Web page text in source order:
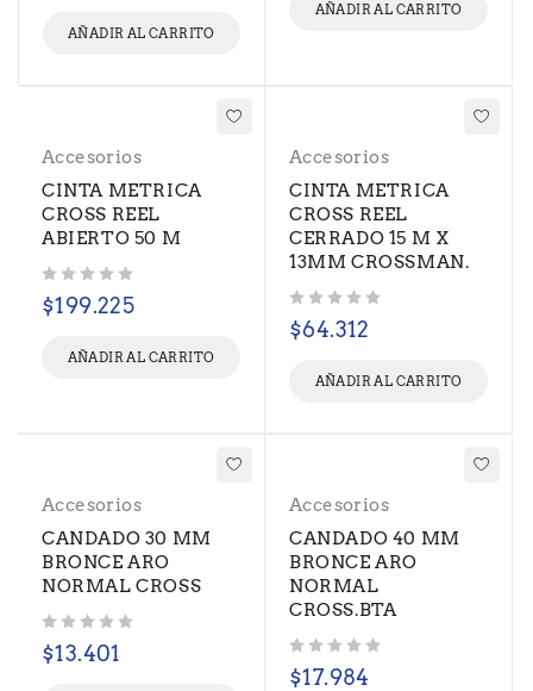
AÑADIR AL CARRITO
AÑADIR AL CARRITO
Accesorios
CINTA METRICA
CROSS REEL
ABIERTO 50 M
$199.225
AÑADIR AL CARRITO
Accesorios
CINTA METRICA
CROSS REEL
CERRADO 15 M X
13MM CROSSMAN.
$64.312
AÑADIR AL CARRITO
Accesorios
CANDADO 30 MM
BRONCE ARO
NORMAL CROSS
$13.401
Accesorios
CANDADO 40 MM
BRONCE ARO
NORMAL
CROSS.BTA
$17.984